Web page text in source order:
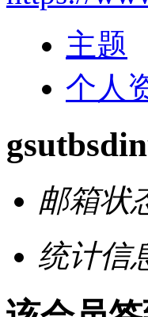
主题
个人
邮箱状
统计信